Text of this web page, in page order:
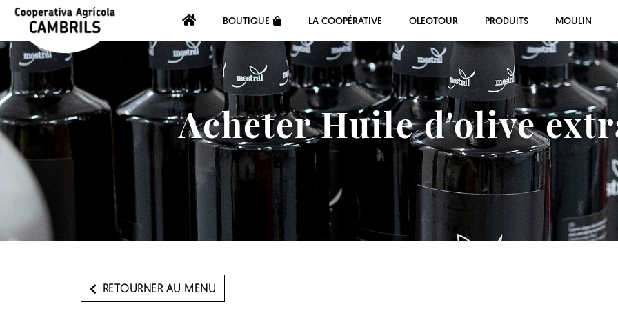
BOUTIQUE LA COOPÉRATIVE OLEOTOUR PRODUITS MOULIN
Acheter Huile d'olive
RETOURNER AU MENU